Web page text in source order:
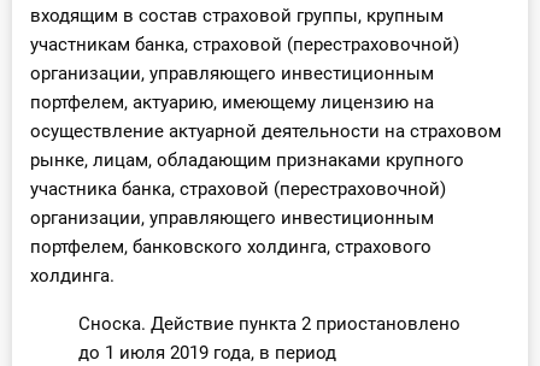
входящим в состав страховой группы, крупным
участникам банка, страховой (перестраховочной)
организации, управляющего инвестиционным
портфелем, актуарию, имеющему лицензию на
осуществление актуарной деятельности на страховом
рынке, лицам, обладающим признаками крупного
участника банка, страховой (перестраховочной)
организации, управляющего инвестиционным
портфелем, банковского холдинга, страхового
холдинга.
Сноска. Действие пункта 2 приостановлено
до 1 июля 2019 года, в период